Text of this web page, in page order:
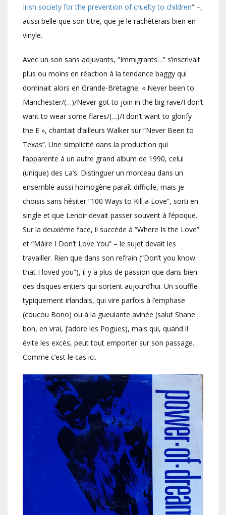
Irish society for the prevention of cruelty to children” –,
aussi belle que son titre, que je le rachèterais bien en
vinyle.
Avec un son sans adjuvants, “Immigrants…” s’inscrivait
plus ou moins en réaction à la tendance baggy qui
dominait alors en Grande-Bretagne. « Never been to
Manchester/(…)/Never got to join in the big rave/I don’t
want to wear some flares/(…)/I don’t want to glorify
the E », chantait d’ailleurs Walker sur “Never Been to
Texas”. Une simplicité dans la production qui
l’apparente à un autre grand album de 1990, celui
(unique) des La’s. Distinguer un morceau dans un
ensemble aussi homogène paraît difficile, mais je
choisis sans hésiter “100 Ways to Kill a Love”, sorti en
single et que Lenoir devait passer souvent à l’époque.
Sur la deuxième face, il succède à “Where Is the Love”
et “Máire I Don’t Love You” – le sujet devait les
travailler. Rien que dans son refrain (“Don’t you know
that I loved you”), il y a plus de passion que dans bien
des disques entiers qui sortent aujourd’hui. Un souffle
typiquement irlandais, qui vire parfois à l’emphase
(coucou Bono) ou à la gueulante avinée (salut Shane…
bon, en vrai, j’adore les Pogues), mais qui, quand il
évite les excès, peut tout emporter sur son passage.
Comme c’est le cas ici.